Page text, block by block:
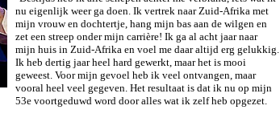
nu eigenlijk weer ga doen. Ik vertrek naar Zuid-Afrika met
mijn vrouw en dochtertje, hang mijn bas aan de wilgen en
zet een streep onder mijn carrière! Ik ga al acht jaar naar
mijn huis in Zuid-Afrika en voel me daar altijd erg gelukkig.
Ik heb dertig jaar heel hard gewerkt, maar het is mooi
geweest. Voor mijn gevoel heb ik veel ontvangen, maar
vooral heel veel gegeven. Het resultaat is dat ik nu op mijn
53e voortgeduwd word door alles wat ik zelf heb opgezet.